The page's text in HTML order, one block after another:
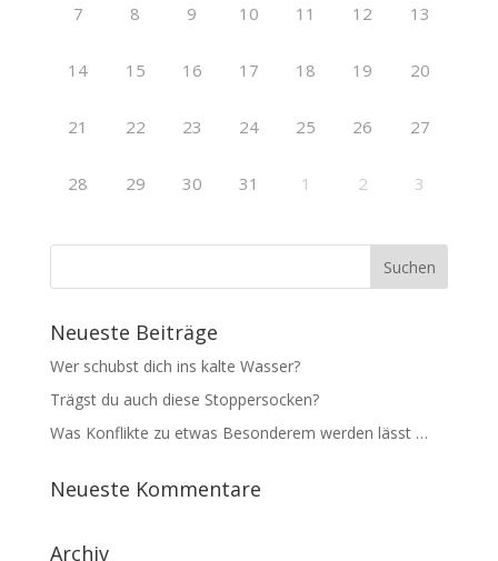
7 8 9 10 11 12 13
14 15 16 17 18 19 20
21 22 23 24 25 26 27
28 29 30 31 1 2 3
Neueste Beiträge
Wer schubst dich ins kalte Wasser?
Trägst du auch diese Stoppersocken?
Was Konflikte zu etwas Besonderem werden lässt …
Neueste Kommentare
Archiv